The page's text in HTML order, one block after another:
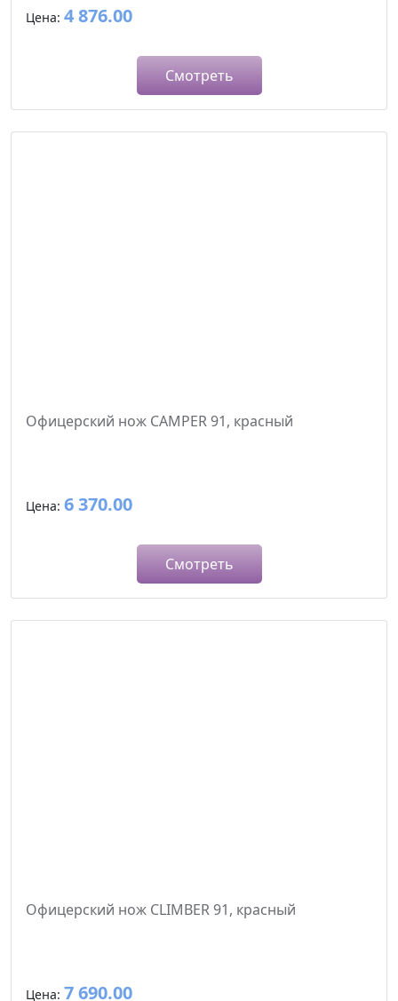
Цена: 4 876.00
Смотреть
Офицерский нож CAMPER 91, красный
Цена: 6 370.00
Смотреть
Офицерский нож CLIMBER 91, красный
Цена: 7 690.00